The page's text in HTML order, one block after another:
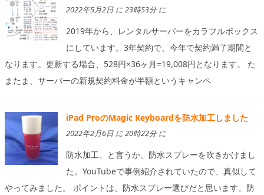
2022年5月2日 に 23時53分 に
2019年から、レンタルサーバーをカラフルボックス
にしています。3年契約で、今年で契約満了期間と
なります。更新する場合、528円×36ヶ月=19,008円となります。 た
またま、サーバーの新規契約料金が半額というキャンペ
iPad ProのMagic Keyboardを防水加工しました
2022年2月6日 に 20時22分 に
防水加工、と言うか、防水スプレーを吹きかけまし
た。YouTubeで事例紹介されていたので、真似して
やってみました。 ポイントは、防水スプレー選びだと思います。防